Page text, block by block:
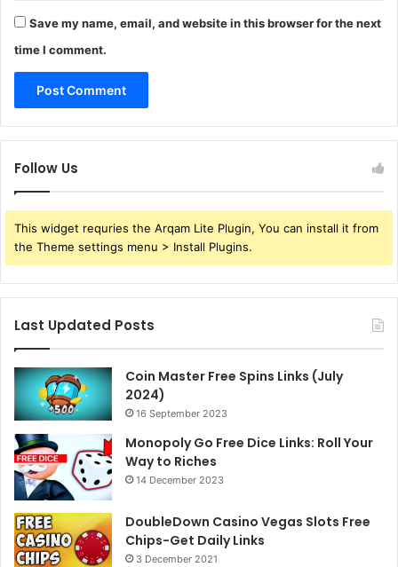
Save my name, email, and website in this browser for the next
time I comment.
Follow Us
This widget requries the Arqam Lite Plugin, You can install it from
the Theme settings menu > Install Plugins.
Last Updated Posts
Coin Master Free Spins Links (July
2024)
16 September 2023
Monopoly Go Free Dice Links: Roll Your
Way to Riches
14 December 2023
DoubleDown Casino Vegas Slots Free
Chips-Get Daily Links
3 December 2021